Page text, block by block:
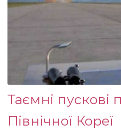
Таємні пускові
Північної Кореї